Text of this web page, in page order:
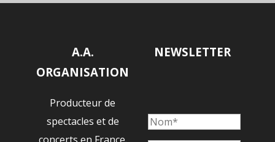
A.A.
ORGANISATION
Producteur de
spectacles et de
NEWSLETTER